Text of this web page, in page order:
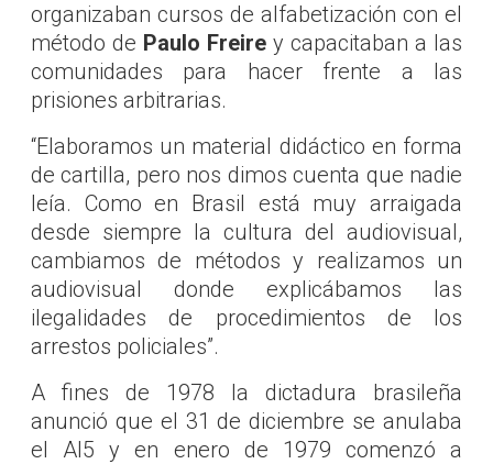
organizaban cursos de alfabetización con el
método de Paulo Freire y capacitaban a las
comunidades para hacer frente a las
prisiones arbitrarias.
“Elaboramos un material didáctico en forma
de cartilla, pero nos dimos cuenta que nadie
leía. Como en Brasil está muy arraigada
desde siempre la cultura del audiovisual,
cambiamos de métodos y realizamos un
audiovisual donde explicábamos las
ilegalidades de procedimientos de los
arrestos policiales”.
A fines de 1978 la dictadura brasileña
anunció que el 31 de diciembre se anulaba
el AI5 y en enero de 1979 comenzó a